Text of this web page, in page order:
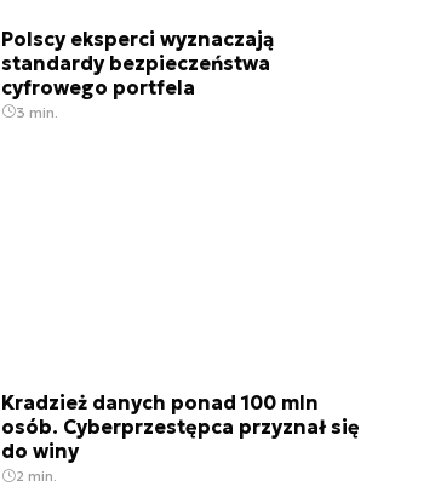
Polscy eksperci wyznaczają
standardy bezpieczeństwa
cyfrowego portfela
3 min.
Kradzież danych ponad 100 mln
osób. Cyberprzestępca przyznał się
do winy
2 min.